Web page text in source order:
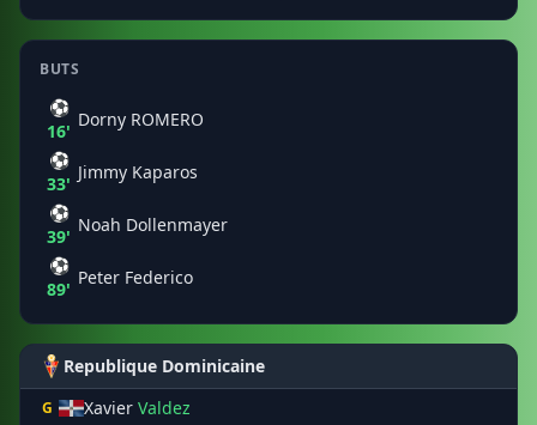
BUTS
⚽
16'
Dorny ROMERO
⚽
33'
Jimmy Kaparos
⚽
39'
Noah Dollenmayer
⚽
89'
Peter Federico
Republique Dominicaine
G Xavier Valdez